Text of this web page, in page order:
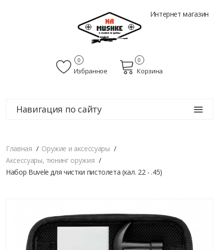
Интернет магазин
Избранное
0
Корзина
0
Навигация по сайту
Главная
Оружие и аксессуары
Аксессуары, тюнинг оружия
Набор Buvele для чистки пистолета (кал. 22 - .45)